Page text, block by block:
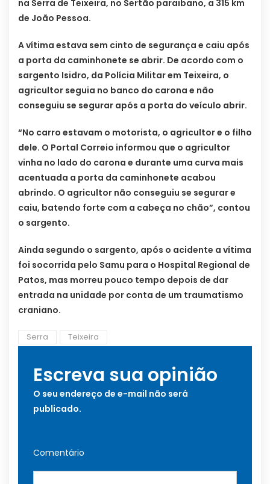
na Serra de Teixeira, no Sertão paraibano, a 315 km
de João Pessoa.
A vítima estava sem cinto de segurança e caiu após
a porta da caminhonete se abrir. De acordo com o
sargento Isidro, da Polícia Militar em Teixeira, o
agricultor seguia no banco do carona e não
conseguiu se segurar após a porta do veículo abrir.
“No carro estavam o motorista, o agricultor e o filho
dele. O Portal Correio informou que o agricultor
vinha no lado do carona e durante uma curva mais
acentuada a porta da caminhonete acabou
abrindo. O agricultor não conseguiu se segurar e
caiu, batendo forte com a cabeça no chão”, contou
o sargento.
Ainda segundo o sargento, após o acidente a vítima
foi socorrida pelo Samu para o Hospital Regional de
Patos, mas morreu pouco tempo depois de dar
entrada na unidade por conta de um traumatismo
craniano.
Serra Teixeira
Escreva sua opinião
O seu endereço de e-mail não será
publicado.
Comentário